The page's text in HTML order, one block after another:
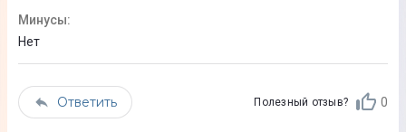
Микрофон, направленный внутрь
Эксплуатация
Минусы:
Нет
Ответить Полезный отзыв? 0